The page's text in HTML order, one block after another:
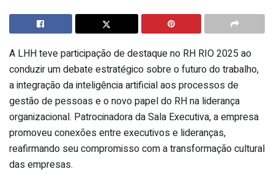
A LHH teve participação de destaque no RH RIO 2025 ao
conduzir um debate estratégico sobre o futuro do trabalho,
a integração da inteligência artificial aos processos de
gestão de pessoas e o novo papel do RH na liderança
organizacional. Patrocinadora da Sala Executiva, a empresa
promoveu conexões entre executivos e lideranças,
reafirmando seu compromisso com a transformação cultural
das empresas.